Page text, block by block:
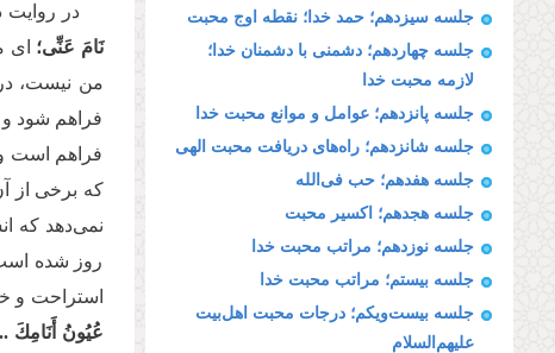
جلسه سیزدهم؛ حمد خدا؛ نقطه اوج محبت
جلسه چهاردهم؛ دشمنی با دشمنان خدا؛
لازمه محبت خدا
جلسه پانزدهم؛ عوامل و موانع محبت خدا
جلسه شانزدهم؛ راه‌های دریافت محبت الهی
جلسه هفدهم؛ حب فی‌الله
جلسه هجدهم؛ اکسیر محبت
جلسه نوزدهم؛ مراتب محبت خدا
جلسه بیستم؛ مراتب محبت خدا
جلسه بیست‌ویکم؛ درجات محبت اهل‌بیت
علیهم‌السلام
در
نَامَ عَنِّی؛ ‌ای
من نیست،
فراهم شود
فراهم است
که برخی از
نمی‌دهد که
روز شده
استراحت و
عُیُونُ‏ أَنَامِكَ‏